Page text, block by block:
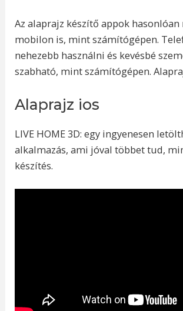
Az alaprajz készítő appok
mobilon is, mint számítógépen.
nehezebb használni és kevésbé
szabható, mint számítógépen.
Alaprajz ios
LIVE HOME 3D: egy ingyenesen
alkalmazás, ami jóval többet tud,
készítés.